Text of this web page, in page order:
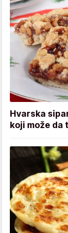
Hvarska
koji može da